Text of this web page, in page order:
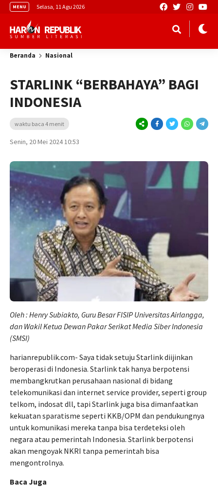
MENU Selasa, 11 Agu 2026
Beranda Nasional
STARLINK “BERBAHAYA” BAGI
INDONESIA
waktu baca 4 menit
Senin, 20 Mei 2024 10:53
Oleh : Henry Subiakto, Guru Besar FISIP Universitas Airlangga,
dan Wakil Ketua Dewan Pakar Serikat Media Siber Indonesia
(SMSI)
harianrepublik.com- Saya tidak setuju Starlink diijinkan
beroperasi di Indonesia. Starlink tak hanya berpotensi
membangkrutkan perusahaan nasional di bidang
telekomunikasi dan internet service provider, seperti group
telkom, indosat dll, tapi Starlink juga bisa dimanfaatkan
kekuatan sparatisme seperti KKB/OPM dan pendukungnya
untuk komunikasi mereka tanpa bisa terdeteksi oleh
negara atau pemerintah Indonesia. Starlink berpotensi
akan mengoyak NKRI tanpa pemerintah bisa
mengontrolnya.
Baca Juga